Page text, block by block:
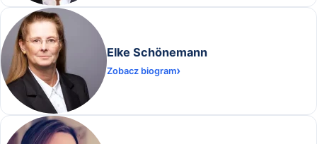
Elke Schönemann
Zobacz biogram